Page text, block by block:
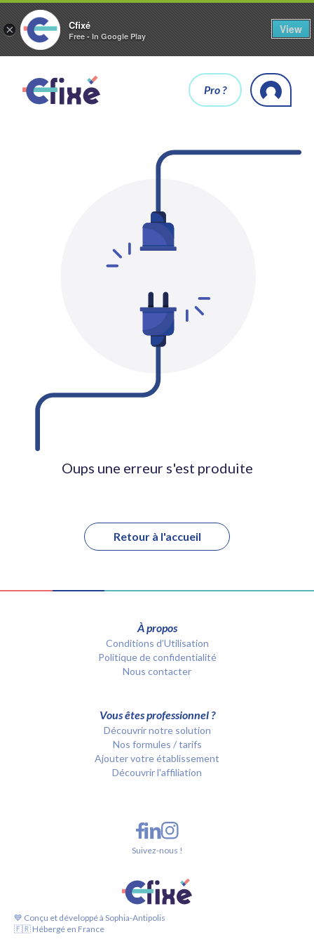
× Cfixé
Free - In Google Play
View
Pro ?
Oups une erreur s'est produite
Retour à l'accueil
À propos
Conditions d’Utilisation
Politique de confidentialité
Nous contacter
Vous êtes professionnel ?
Découvrir notre solution
Nos formules / tarifs
Ajouter votre établissement
Découvrir l'affiliation
💙 Conçu et développé à Sophia-Antipolis
🇫🇷 Hébergé en France
Suivez-nous !